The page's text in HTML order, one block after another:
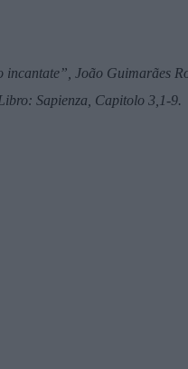
incantate”, João Guimarães
Sapienza, Capitolo 3,1-9.